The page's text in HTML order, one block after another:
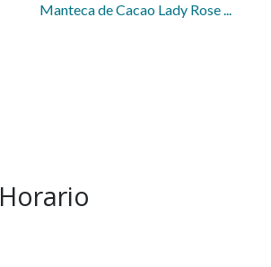
Manteca de Cacao Lady Rose ...
Horario